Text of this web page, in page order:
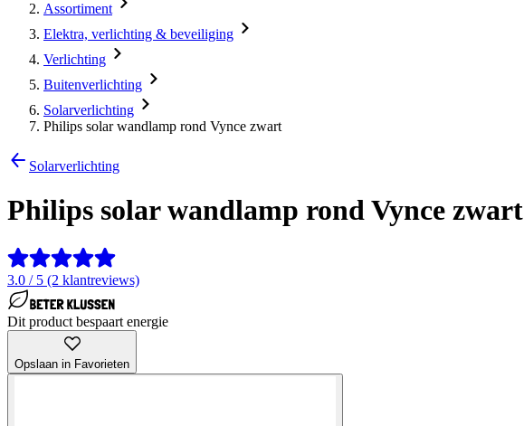
Assortiment
Elektra, verlichting & beveiliging
Verlichting
Buitenverlichting
Solarverlichting
Philips solar wandlamp rond Vynce zwart
Solarverlichting
Philips solar wandlamp rond Vynce zwart
3.0 / 5 (2 klantreviews)
Dit product bespaart energie
Opslaan in Favorieten